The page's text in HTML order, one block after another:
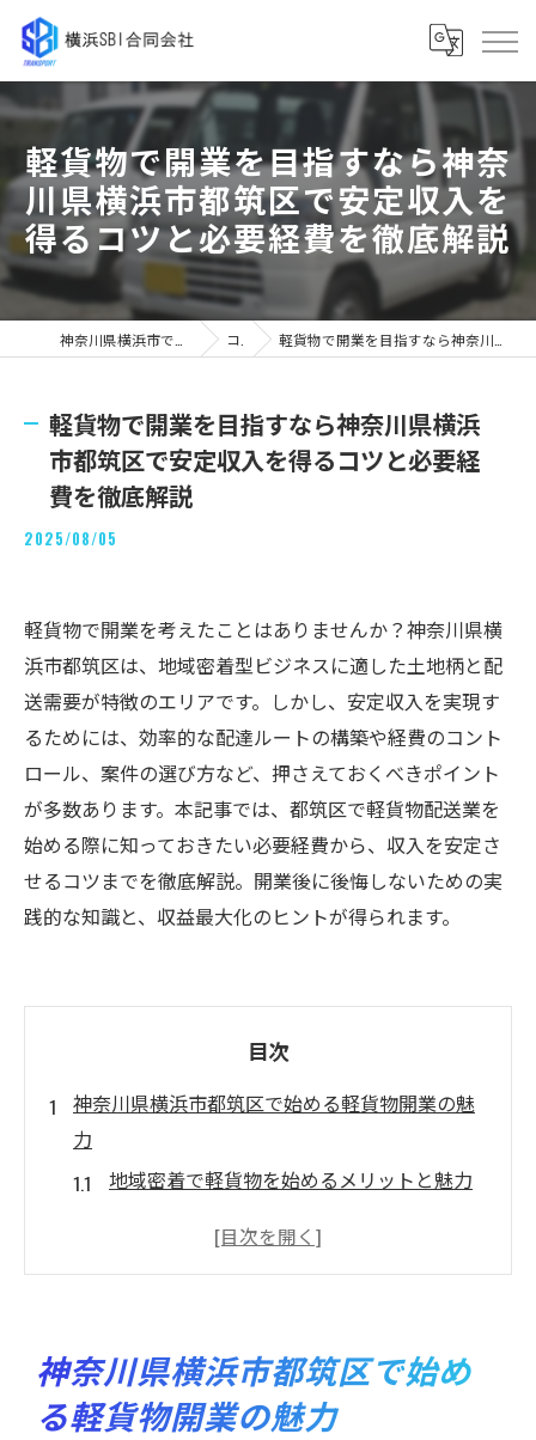
軽貨物で開業を目指すなら神奈
川県横浜市都筑区で安定収入を
得るコツと必要経費を徹底解説
コラム 軽貨物で開業を目指すなら神奈川県横浜市都筑区で安定収入を得るコツと必要経費を徹底解説
軽貨物で開業を目指すなら神奈川県横浜
市都筑区で安定収入を得るコツと必要経
費を徹底解説
2025/08/05
軽貨物で開業を考えたことはありませんか？神奈川県横
浜市都筑区は、地域密着型ビジネスに適した土地柄と配
送需要が特徴のエリアです。しかし、安定収入を実現す
るためには、効率的な配達ルートの構築や経費のコント
ロール、案件の選び方など、押さえておくべきポイント
が多数あります。本記事では、都筑区で軽貨物配送業を
始める際に知っておきたい必要経費から、収入を安定さ
せるコツまでを徹底解説。開業後に後悔しないための実
践的な知識と、収益最大化のヒントが得られます。
目次
神奈川県横浜市都筑区で始める軽貨物開業の魅
力
地域密着で軽貨物を始めるメリットと魅力
都筑区の配送需要と軽貨物の将来性を解説
都筑区ならではの軽貨物開業環境を知る
未経験から始める軽貨物の魅力と安心感
神奈川県横浜市都筑区で始め
る軽貨物開業の魅力